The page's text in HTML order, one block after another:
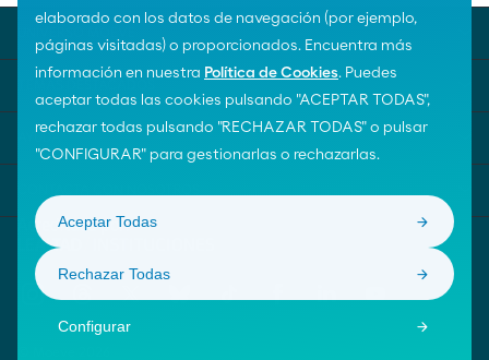
elaborado con los datos de navegación (por ejemplo,
páginas visitadas) o proporcionados. Encuentra más
información en nuestra Política de Cookies. Puedes
aceptar todas las cookies pulsando "ACEPTAR TODAS",
rechazar todas pulsando "RECHAZAR TODAS" o pulsar
"CONFIGURAR" para gestionarlas o rechazarlas.
Configurar
Rechazar Todas
Aceptar Todas